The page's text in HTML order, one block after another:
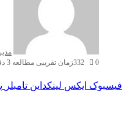
0
332زمان تقریبی مطالعه 3 دقیقه
فیسبوک ایکس لینکداین تامبلر